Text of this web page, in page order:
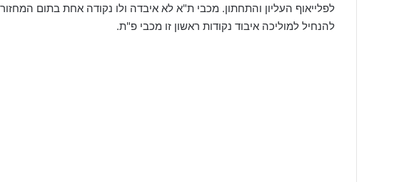
לפלייאוף העליון והתחתון. מכבי ת"א לא איבדה ולו נקודה אחת בתום
להנחיל למוליכה איבוד נקודות ראשון זו מכבי פ"ת.